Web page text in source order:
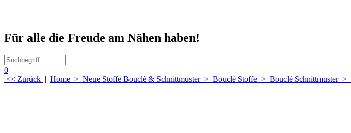
Für alle die Freude am Nähen haben!
0
<< Zurück | Home > Neue Stoffe Bouclè & Schnittmuster> Bouclè Stoffe > Bouclè Schnittmuster >